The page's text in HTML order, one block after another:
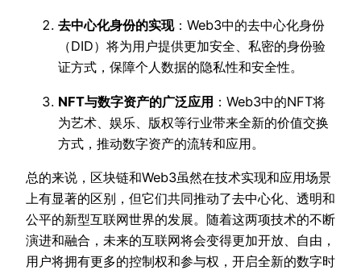
去中心化身份的实现：Web3中的去中心化身份
（DID）将为用户提供更加安全、私密的身份验
证方式，保障个人数据的隐私性和安全性。
NFT与数字资产的广泛应用 ：Web3中的NFT将
为艺术、娱乐、版权等行业带来全新的价值交换
方式，推动数字资产的流转和应用。
总的来说，区块链和Web3虽然在技术实现和应用场景
上有显著的区别，但它们共同推动了去中心化、透明和
公平的新型互联网世界的发展。随着这两项技术的不断
演进和融合，未来的互联网将会变得更加开放、自由，
用户将拥有更多的控制权和参与权，开启全新的数字时